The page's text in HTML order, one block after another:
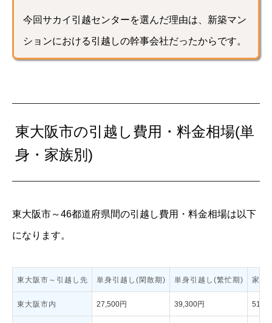
今回サカイ引越センターを選んだ理由は、新築マン
ションにおける引越しの幹事会社だったからです。
東大阪市の引越し費用・料金相場(単
身・家族別)
東大阪市～46都道府県間の引越し費用・料金相場は以下
になります。
東大阪市～引越し先 単身引越し(閑散期) 単身引越し(繁忙期) 家族
東大阪市内 27,500円 39,300円